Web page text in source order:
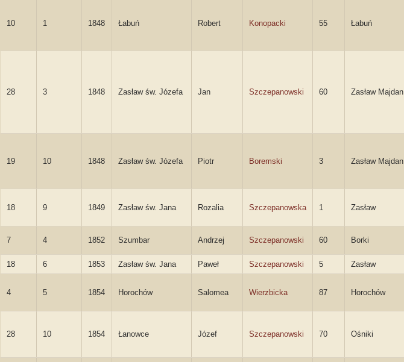
10 1 1848 Łabuń Robert Konopacki 55 Łabuń
28 3 1848 Zasław św. Józefa Jan Szczepanowski 60 Zasław Majdan
19 10 1848 Zasław św. Józefa Piotr Boremski 3 Zasław Majdan
18 9 1849 Zasław św. Jana Rozalia Szczepanowska 1 Zasław
7 4 1852 Szumbar Andrzej Szczepanowski 60 Borki
18 6 1853 Zasław św. Jana Paweł Szczepanowski 5 Zasław
4 5 1854 Horochów Salomea Wierzbicka 87 Horochów
28 10 1854 Łanowce Józef Szczepanowski 70 Ośniki